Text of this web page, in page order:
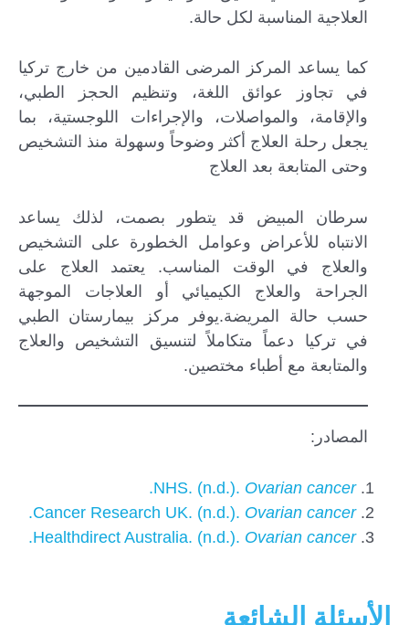
العلاجية المناسبة لكل حالة.
كما يساعد المركز المرضى القادمين من خارج تركيا
في تجاوز عوائق اللغة، وتنظيم الحجز الطبي،
والإقامة، والمواصلات، والإجراءات اللوجستية، بما
يجعل رحلة العلاج أكثر وضوحاً وسهولة منذ التشخيص
وحتى المتابعة بعد العلاج
سرطان المبيض قد يتطور بصمت، لذلك يساعد
الانتباه للأعراض وعوامل الخطورة على التشخيص
والعلاج في الوقت المناسب. يعتمد العلاج على
الجراحة والعلاج الكيميائي أو العلاجات الموجهة
حسب حالة المريضة.يوفر مركز بيمارستان الطبي
في تركيا دعماً متكاملاً لتنسيق التشخيص والعلاج
والمتابعة مع أطباء مختصين.
المصادر:
NHS. (n.d.). Ovarian cancer
.
Cancer Research UK. (n.d.). Ovarian cancer
.
Healthdirect Australia. (n.d.). Ovarian cancer
.
الأسئلة الشائعة